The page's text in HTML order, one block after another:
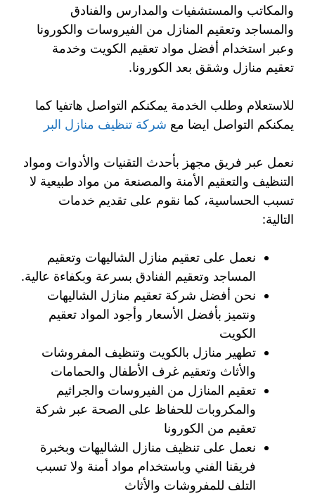
والمكاتب والمستشفيات والمدارس والفنادق
والمساجد وتعقيم المنازل من الفيروسات والكورونا
وعبر استخدام أفضل مواد تعقيم الكويت وخدمة
تعقيم منازل وشقق بعد الكورونا.
للاستعلام وطلب الخدمة يمكنكم التواصل هاتفيا كما
يمكنكم التواصل ايضا مع شركة تنظيف منازل البر
نعمل عبر فريق مجهز بأحدث التقنيات والأدوات ومواد
التنظيف والتعقيم الأمنة والمصنعة من مواد طبيعية لا
تسبب الحساسية، كما نقوم على تقديم خدمات
التالية:
نعمل على تعقيم منازل الشاليهات وتعقيم
المساجد وتعقيم الفنادق بسرعة وبكفاءة عالية.
نحن أفضل شركة تعقيم منازل الشاليهات
ونتميز بأفضل الأسعار وأجود المواد تعقيم
الكويت
تطهير منازل بالكويت وتنظيف المفروشات
والأثاث وتعقيم غرف الأطفال والحمامات
تعقيم المنازل من الفيروسات والجراثيم
والمكروبات للحفاظ على الصحة عبر شركة
تعقيم من الكورونا
نعمل على تنظيف منازل الشاليهات وبخبرة
فريقنا الفني وباستخدام مواد أمنة ولا تسبب
التلف للمفروشات والأثاث